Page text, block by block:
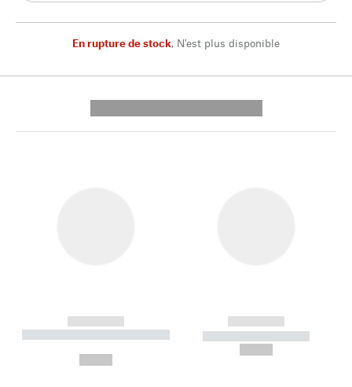
En rupture de stock, N'est plus disponible
------------
----------- ----------- --------
------------
----------- -----------